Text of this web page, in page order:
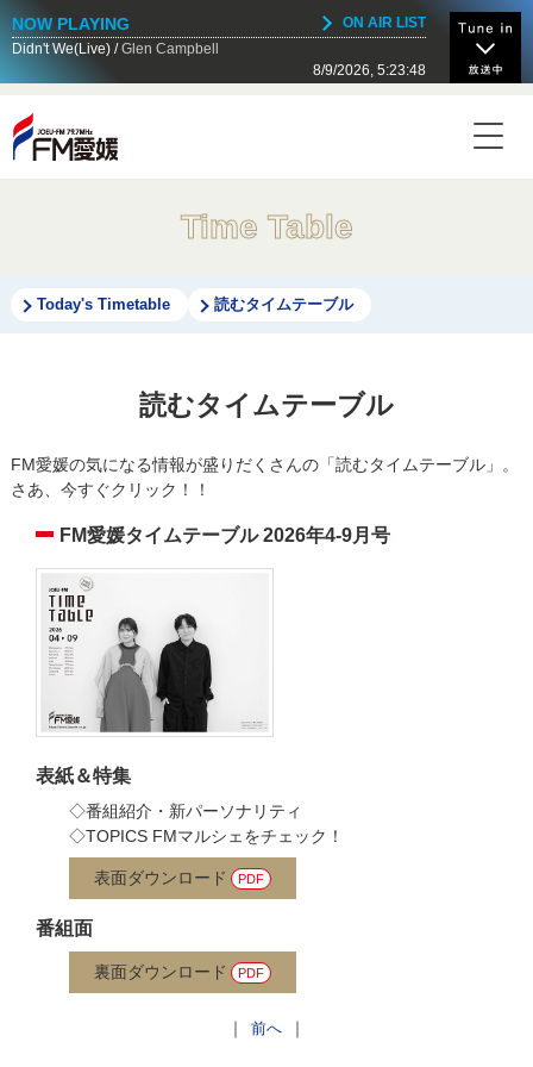
Time Table
Today's Timetable 読むタイムテーブル
読むタイムテーブル
FM愛媛の気になる情報が盛りだくさんの「読むタイムテーブル」。
さあ、今すぐクリック！！
FM愛媛タイムテーブル 2026年4-9月号
表紙＆特集
◇番組紹介・新パーソナリティ
◇TOPICS FMマルシェをチェック！
表面ダウンロード
番組面
裏面ダウンロード
｜ 前へ ｜
14:00 - 14:55
山下達郎の楽天カード サンデー・ソングブック
日本郵便 SUNDAY’S POST
15:50 - 15:55
旅～ここ旅～
15:55 - 16:00
JOEUマンスリーパワープレイ
NOW PLAYING
ON AIR LIST
Didn't We(Live)
Glen Campbell
8/9/2026, 5:23:48